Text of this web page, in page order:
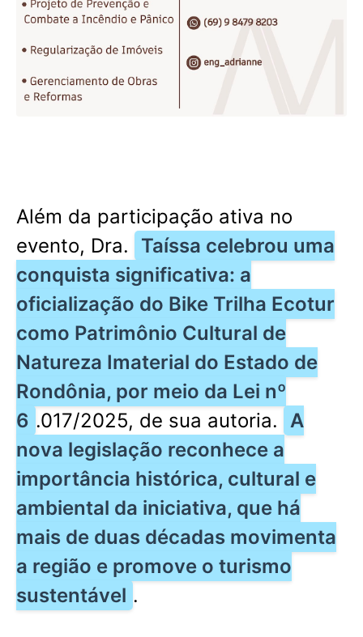
Além da participação ativa no
evento, Dra.
Taíssa celebrou uma
conquista significativa: a
oficialização do Bike Trilha Ecotur
como Patrimônio Cultural de
Natureza Imaterial do Estado de
Rondônia, por meio da Lei nº
6 .017/2025, de sua autoria.
A
nova legislação reconhece a
importância histórica, cultural e
ambiental da iniciativa, que há
mais de duas décadas movimenta
a região e promove o turismo
sustentável .